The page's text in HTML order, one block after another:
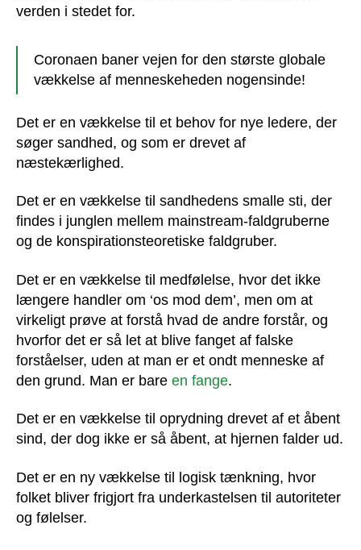
verden i stedet for.
Coronaen baner vejen for den største globale
vækkelse af menneskeheden nogensinde!
Det er en vækkelse til et behov for nye ledere, der
søger sandhed, og som er drevet af
næstekærlighed.
Det er en vækkelse til sandhedens smalle sti, der
findes i junglen mellem mainstream-faldgruberne
og de konspirationsteoretiske faldgruber.
Det er en vækkelse til medfølelse, hvor det ikke
længere handler om ‘os mod dem’, men om at
virkeligt prøve at forstå hvad de andre forstår, og
hvorfor det er så let at blive fanget af falske
forståelser, uden at man er et ondt menneske af
den grund. Man er bare en fange.
Det er en vækkelse til oprydning drevet af et åbent
sind, der dog ikke er så åbent, at hjernen falder ud.
Det er en ny vækkelse til logisk tænkning, hvor
folket bliver frigjort fra underkastelsen til autoriteter
og følelser.